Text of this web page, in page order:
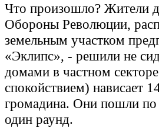
Что произошло? Жители
Обороны Революции,
земельным участком
«Эклипс», - решили не
домами в частном
спокойствием) нависает
громадина. Они пошли
один раунд.